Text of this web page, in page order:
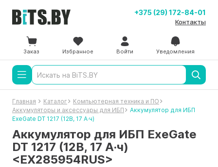
+375 (29) 172-84-01
Контакты
Заказ Избранное Войти Уведомления
Главная Каталог
Компьютерная техника и ПО
Аккумуляторы и аксессуары для ИБП
Аккумулятор для ИБП
ExeGate DT 1217 (12В, 17 А·ч)
Аккумулятор для ИБП ExeGate
DT 1217 (12В, 17 А·ч)
<EX285954RUS>